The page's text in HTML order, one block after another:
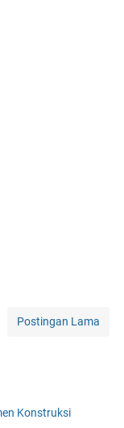
Postingan Lama
Konstruksi